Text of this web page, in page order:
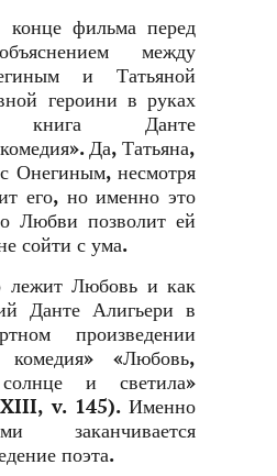
фильма перед
между
и Татьяной
героини в руках
книга Данте
Да, Татьяна,
Онегиным, несмотря
его, но именно это
Любви позволит ей
сойти с ума.
лежит Любовь и как
Данте Алигьери в
произведении
комедия» «Любовь,
и светила»
, v. 145). Именно
заканчивается
поэта.